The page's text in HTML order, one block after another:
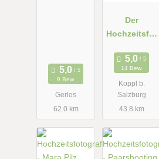
9 Bew.
Gerlos
62.0 km
Der
Hochzeitsfot
Fotografie
14 Bew.
Koppl b.
Salzburg
43.8 km